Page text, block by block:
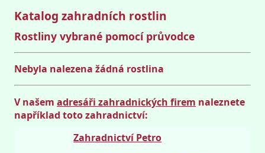
Katalog zahradních rostlin
Rostliny vybrané pomocí průvodce
Nebyla nalezena žádná rostlina
V našem adresáři zahradnických firem naleznete
například toto zahradnictví:
Zahradnictví Petro